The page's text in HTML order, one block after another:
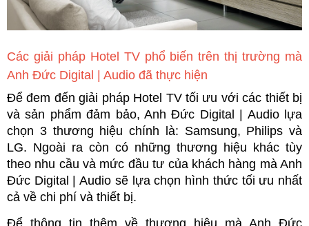
Các giải pháp Hotel TV phổ biến trên thị trường mà
Anh Đức Digital | Audio đã thực hiện
Để đem đến giải pháp Hotel TV tối ưu với các thiết bị
và sản phẩm đảm bảo, Anh Đức Digital | Audio lựa
chọn 3 thương hiệu chính là: Samsung, Philips và
LG. Ngoài ra còn có những thương hiệu khác tùy
theo nhu cầu và mức đầu tư của khách hàng mà Anh
Đức Digital | Audio sẽ lựa chọn hình thức tối ưu nhất
cả về chi phí và thiết bị.
Để thông tin thêm về thương hiệu mà Anh Đức